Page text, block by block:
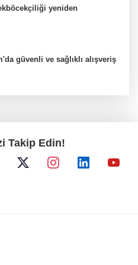
yeniden
güvenli ve sağlıklı alışveriş
temizlik ve bakım
Takip Edin!